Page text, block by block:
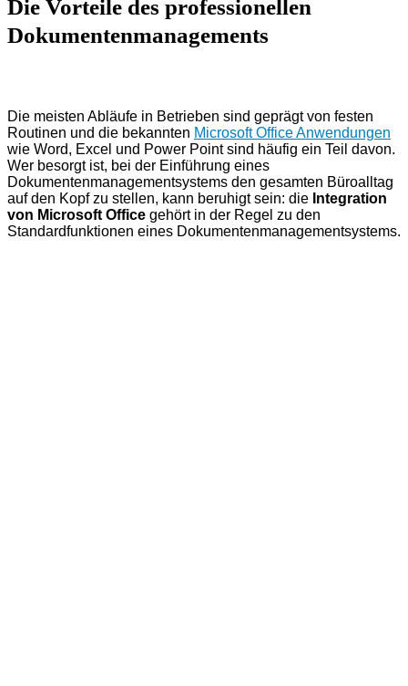
Die Vorteile des professionellen
Dokumentenmanagements
Die meisten Abläufe in Betrieben sind geprägt von festen
Routinen und die bekannten Microsoft Office Anwendungen
wie Word, Excel und Power Point sind häufig ein Teil davon.
Wer besorgt ist, bei der Einführung eines
Dokumentenmanagementsystems den gesamten Büroalltag
auf den Kopf zu stellen, kann beruhigt sein: die Integration
von Microsoft Office gehört in der Regel zu den
Standardfunktionen eines Dokumentenmanagementsystems.